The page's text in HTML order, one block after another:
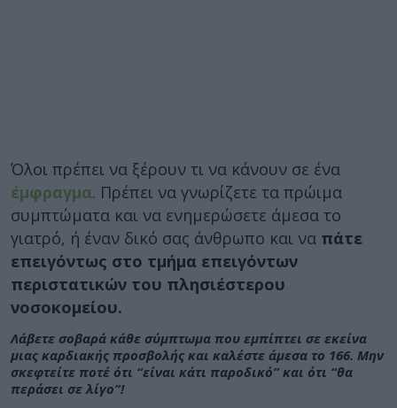
Όλοι πρέπει να ξέρουν τι να κάνουν σε ένα
έμφραγμα. Πρέπει να γνωρίζετε τα πρώιμα
συμπτώματα και να ενημερώσετε άμεσα το
γιατρό, ή έναν δικό σας άνθρωπο και να πάτε
επειγόντως στο τμήμα επειγόντων
περιστατικών του πλησιέστερου
νοσοκομείου.
Λάβετε σοβαρά κάθε σύμπτωμα που εμπίπτει σε εκείνα
μιας καρδιακής προσβολής και καλέστε άμεσα το 166. Μην
σκεφτείτε ποτέ ότι “είναι κάτι παροδικό” και ότι “θα
περάσει σε λίγο”!